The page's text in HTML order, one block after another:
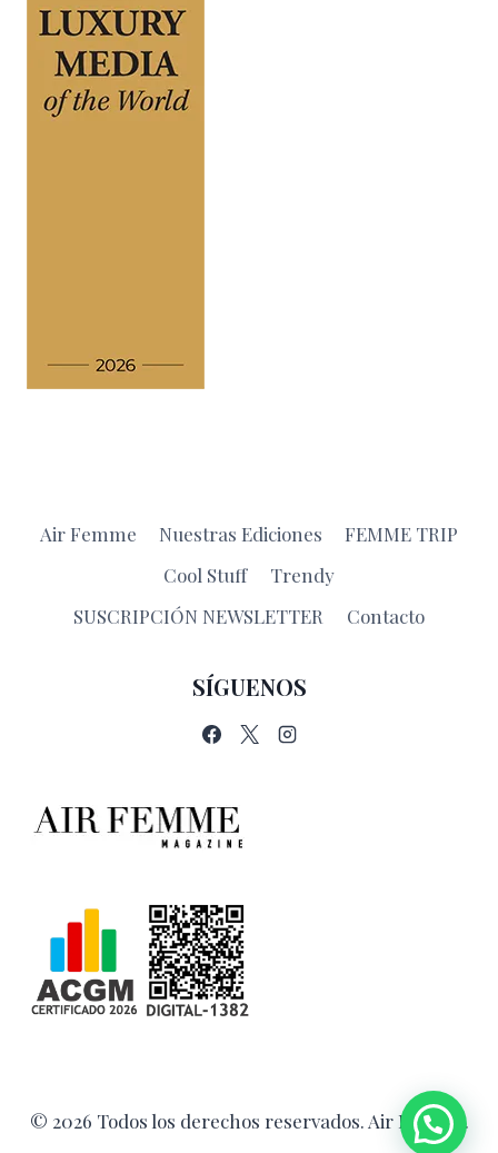
Air Femme Nuestras Ediciones
FEMME TRIP
Cool Stuff
Trendy
SUSCRIPCIÓN NEWSLETTER
Contacto
SÍGUENOS
© 2026 Todos los derechos reservados. Air Femme.